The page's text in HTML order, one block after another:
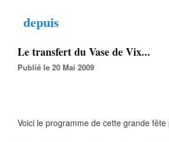
depuis
Le transfert du Vase de Vix...
Publié le 20 Mai 2009
Voici le programme de cette grande fête